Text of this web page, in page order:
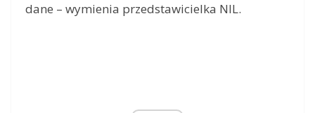
dane – wymienia przedstawicielka NIL.